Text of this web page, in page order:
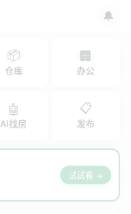
🔔
📦
仓库
🏢
办公
🤖
AI找房
📋
发布
试试看 →